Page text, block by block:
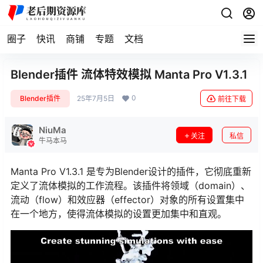
圈子 快讯 商铺 专题 文档
Blender插件 流体特效模拟 Manta Pro V1.3.1
Blender插件 25年7月5日 0 前往下载
NiuMa
牛马本马
关注 私信
Manta Pro V1.3.1 是专为Blender设计的插件，它彻底重新
定义了流体模拟的工作流程。该插件将领域（domain）、
流动（flow）和效应器（effector）对象的所有设置集中
在一个地方，使得流体模拟的设置更加集中和直观。